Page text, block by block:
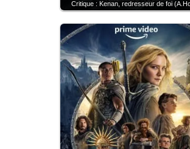
Critique : Kenan, redresseur de foi